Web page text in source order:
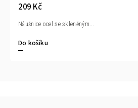
209 Kč
Do košíku
Náušnice ocel se skleněným...